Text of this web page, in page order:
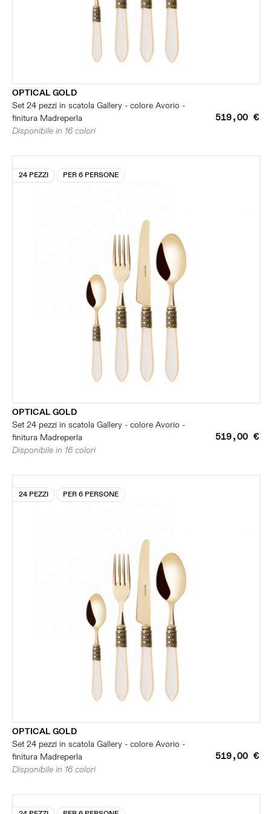
OPTICAL GOLD
Set 24 pezzi in scatola Gallery - colore Avorio -
finitura Madreperla
519,00 €
Disponibile in 16 colori
24 PEZZI PER 6 PERSONE
OPTICAL GOLD
Set 24 pezzi in scatola Gallery - colore Avorio -
finitura Madreperla
519,00 €
Disponibile in 16 colori
24 PEZZI PER 6 PERSONE
OPTICAL GOLD
Set 24 pezzi in scatola Gallery - colore Avorio -
finitura Madreperla
519,00 €
Disponibile in 16 colori